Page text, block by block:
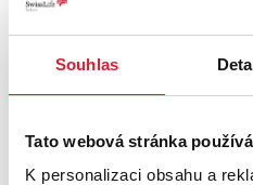
Souhlas
Tato webová stránka
K personalizaci obsahu a
MRZÍ
ale požadovaný typ
Zkuste
nebo přejděte na základní